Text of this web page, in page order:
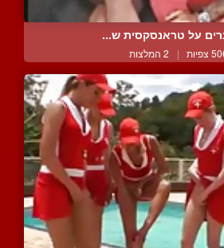
על טראנסקסית ש...
| 2 המלצות